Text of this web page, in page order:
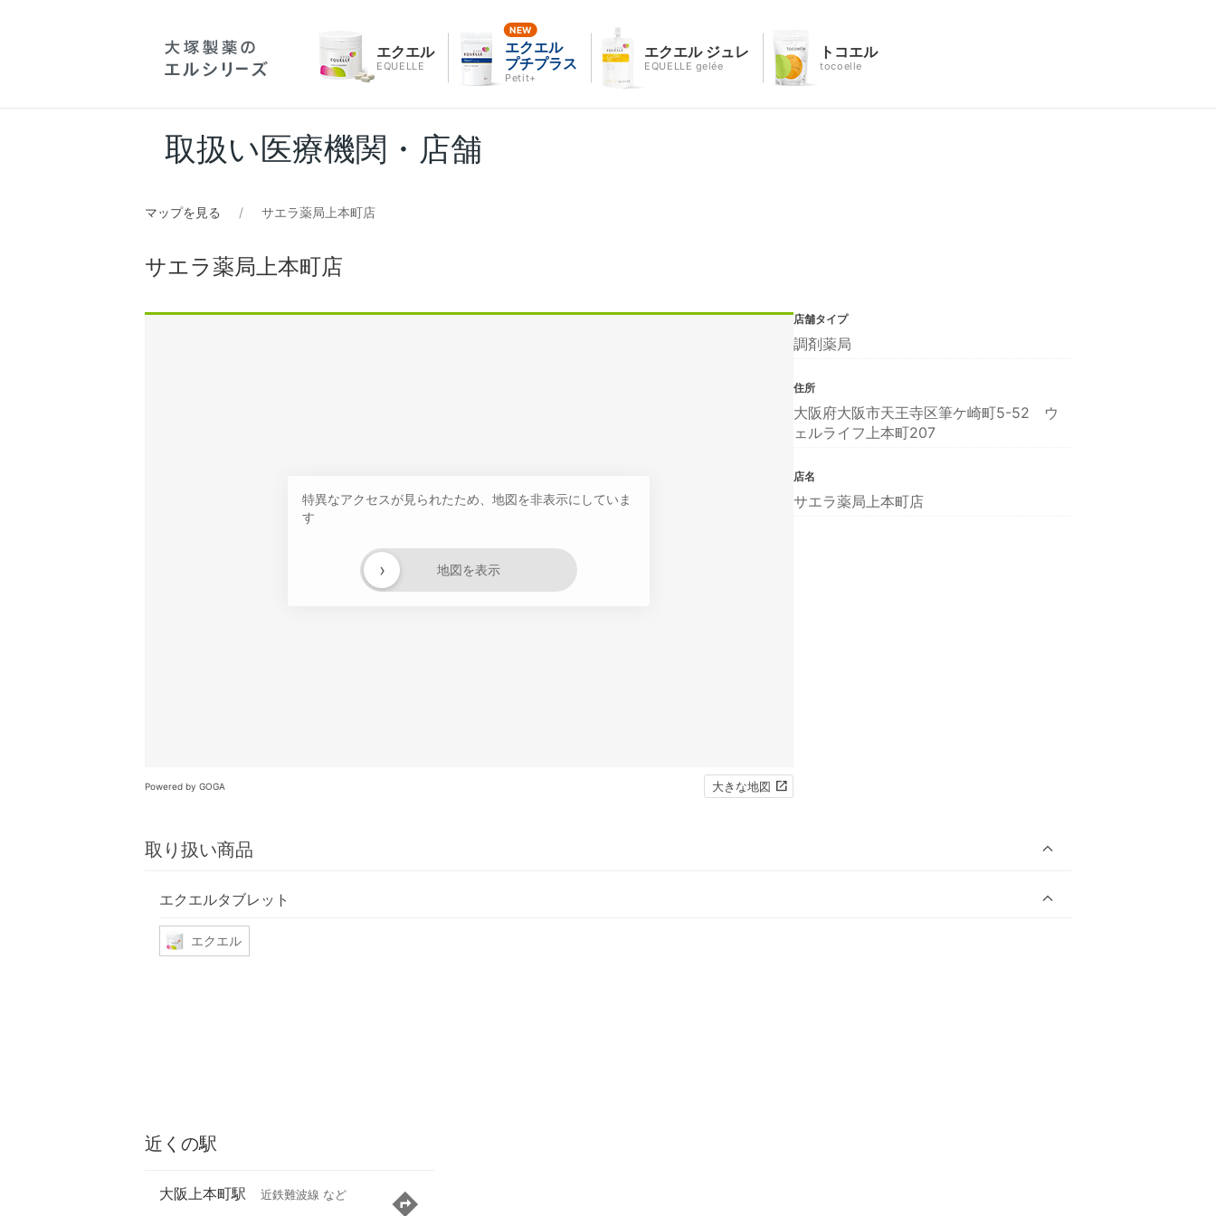
エクエル
EQUELLE
エクエル
プチプラス
Petit+
エクエル ジュレ
EQUELLE gelée
トコエル
tocoelle
取扱い医療機関・店舗
マップを見る サエラ薬局上本町店
サエラ薬局上本町店
特異なアクセスが見られたため、地図を非表示にしていま
す
地図を表示
›
Powered by GOGA 大きな地図
取り扱い商品
エクエルタブレット
エクエル
店舗タイプ
調剤薬局
住所
大阪府大阪市天王寺区筆ケ崎町5-52 ウ
ェルライフ上本町207
店名
サエラ薬局上本町店
近くの駅
大阪上本町駅 近鉄難波線 など